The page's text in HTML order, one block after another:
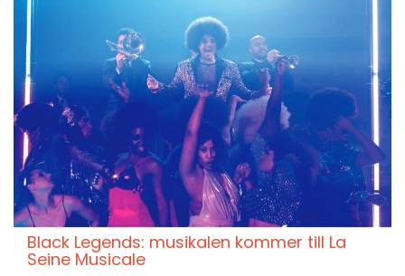
Black Legends: musikalen kommer till La
Seine Musicale